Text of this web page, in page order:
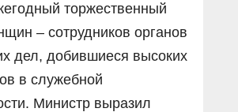
торжественный
– сотрудников органов
дел, добившиеся высоких
в служебной
Министр выразил